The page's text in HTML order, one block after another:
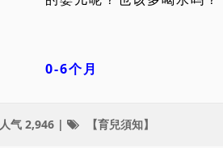
0-6个月
人气 2,946 | 【育兒須知】